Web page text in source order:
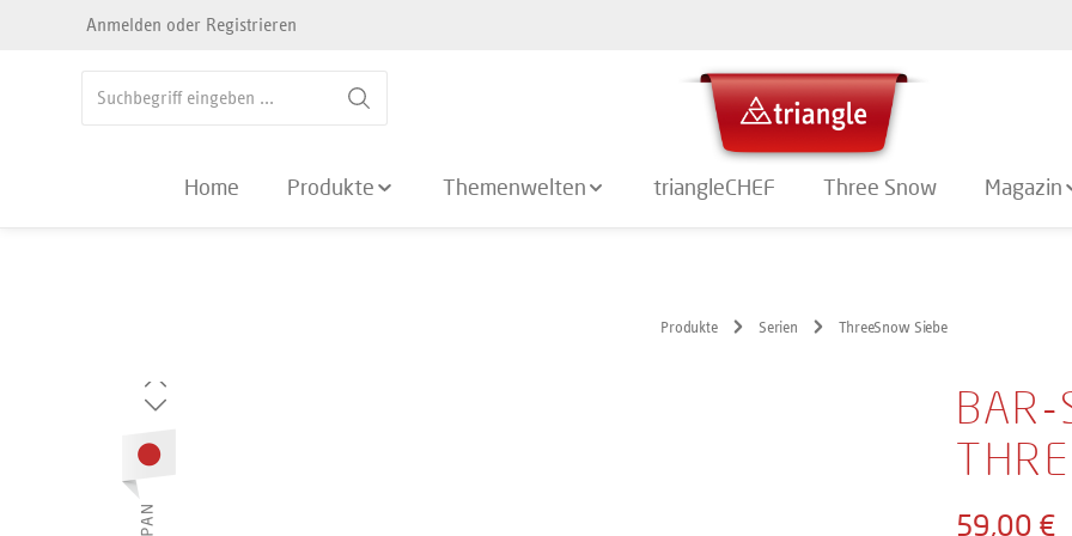
Zur Hauptnavigation springen
Anmelden oder Registrieren
Home Produkte Themenwelten triangleCHEF Three Snow Magazin
Produkte Serien ThreeSnow Siebe
Bildergalerie überspringen
BAR-
59,00 €